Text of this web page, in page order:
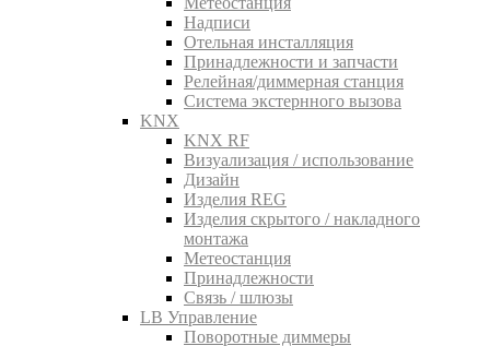
Надписи
Отельная инсталляция
Принадлежности и запчасти
Релейная/диммерная станция
Система экстернного вызова
KNX
KNX RF
Визуализация / использование
Дизайн
Изделия REG
Изделия скрытого / накладного
монтажа
Метеостанция
Принадлежности
Связь / шлюзы
LB Управление
Поворотные диммеры